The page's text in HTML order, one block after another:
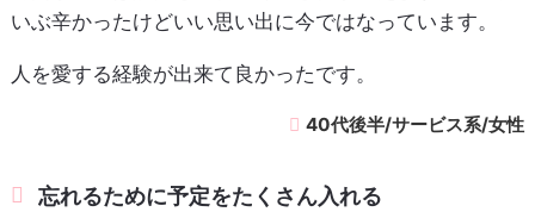
いぶ辛かったけどいい思い出に今ではなっています。
人を愛する経験が出来て良かったです。
40代後半/サービス系/女性
忘れるために予定をたくさん入れる